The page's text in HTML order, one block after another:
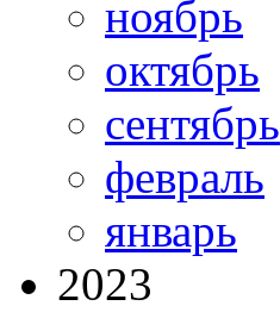
ноябрь
октябрь
сентябрь
февраль
январь
2023